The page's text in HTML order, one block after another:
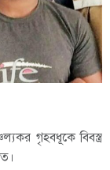
গৃহবধূকে বিবস্ত্র